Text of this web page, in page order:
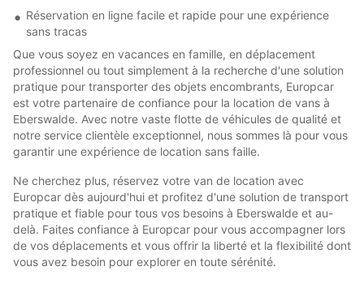
Réservation en ligne facile et rapide pour une expérience
sans tracas
Que vous soyez en vacances en famille, en déplacement
professionnel ou tout simplement à la recherche d'une solution
pratique pour transporter des objets encombrants, Europcar
est votre partenaire de confiance pour la location de vans à
Eberswalde. Avec notre vaste flotte de véhicules de qualité et
notre service clientèle exceptionnel, nous sommes là pour vous
garantir une expérience de location sans faille.
Ne cherchez plus, réservez votre van de location avec
Europcar dès aujourd'hui et profitez d'une solution de transport
pratique et fiable pour tous vos besoins à Eberswalde et au-
delà. Faites confiance à Europcar pour vous accompagner lors
de vos déplacements et vous offrir la liberté et la flexibilité dont
vous avez besoin pour explorer en toute sérénité.